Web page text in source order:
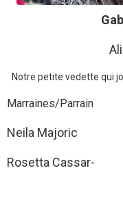
Notre petite vedette qui
Marraines/Parrain
Neila Majoric
Rosetta Cassar-